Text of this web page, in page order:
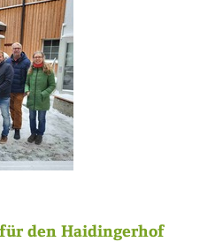
den Haidingerhof